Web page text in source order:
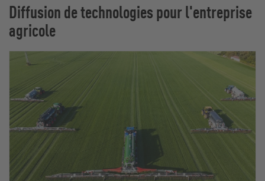
Diffusion de technologies pour l'entreprise
agricole